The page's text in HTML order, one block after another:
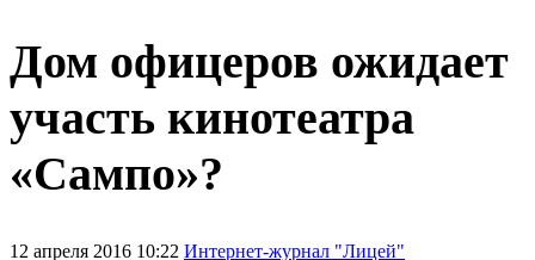
Дом офицеров ожидает
участь кинотеатра
«Сампо»?
12 апреля 2016 10:22 Интернет-журнал "Лицей"